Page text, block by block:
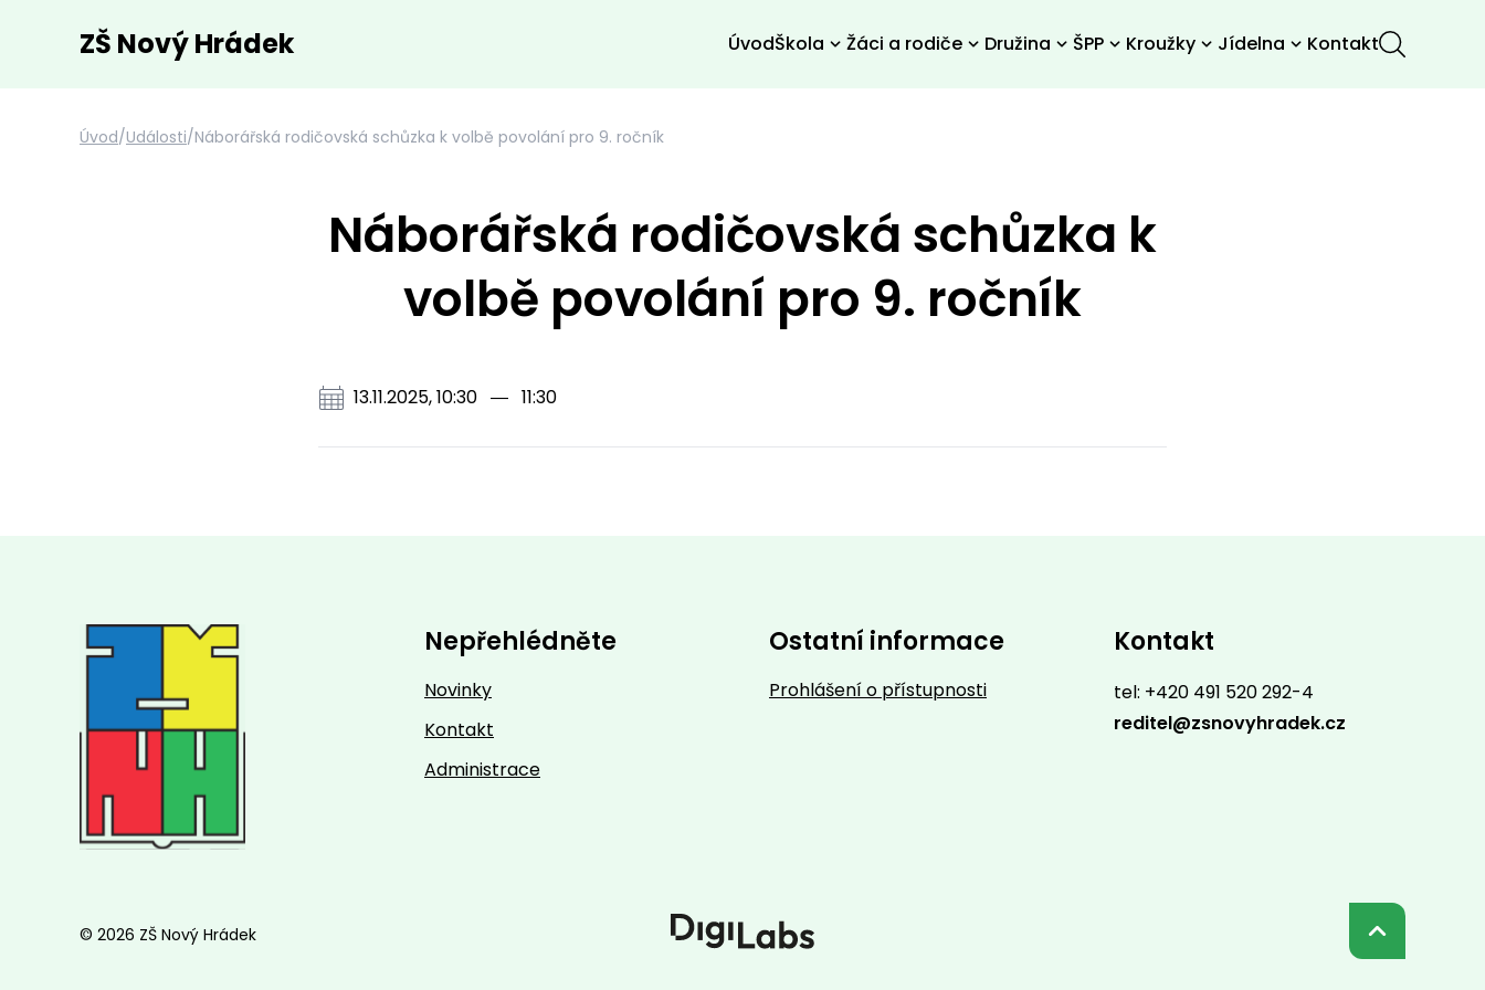
ZŠ Nový Hrádek ÚvodŠkola Žáci a rodiče Družina ŠPP Kroužky Jídelna Kontakt
Úvod/Události/Náborářská rodičovská schůzka k volbě povolání pro 9. ročník
Náborářská rodičovská schůzka k
volbě povolání pro 9. ročník
13.11.2025, 10:30 ― 11:30
Nepřehlédněte
Novinky
Kontakt
Administrace
Ostatní informace
Prohlášení o přístupnosti
Kontakt
tel: +420 491 520 292-4
reditel@zsnovyhradek.cz
© 2026 ZŠ Nový Hrádek